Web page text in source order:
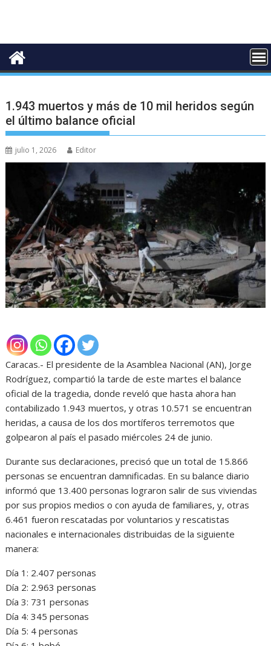
1.943 muertos y más de 10 mil heridos según
el último balance oficial
julio 1, 2026 Editor
Caracas.- El presidente de la Asamblea Nacional (AN), Jorge
Rodríguez, compartió la tarde de este martes el balance
oficial de la tragedia, donde reveló que hasta ahora han
contabilizado 1.943 muertos, y otras 10.571 se encuentran
heridas, a causa de los dos mortíferos terremotos que
golpearon al país el pasado miércoles 24 de junio.
Durante sus declaraciones, precisó que un total de 15.866
personas se encuentran damnificadas. En su balance diario
informó que 13.400 personas lograron salir de sus viviendas
por sus propios medios o con ayuda de familiares, y, otras
6.461 fueron rescatadas por voluntarios y rescatistas
nacionales e internacionales distribuidas de la siguiente
manera:
Día 1: 2.407 personas
Día 2: 2.963 personas
Día 3: 731 personas
Día 4: 345 personas
Día 5: 4 personas